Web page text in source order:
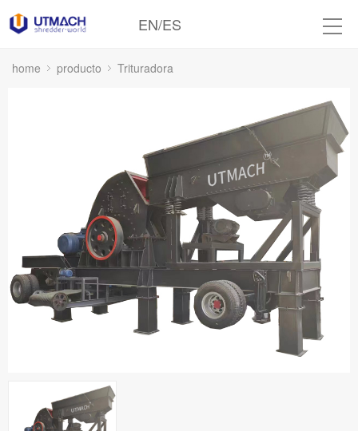
EN/ES
home producto Trituradora